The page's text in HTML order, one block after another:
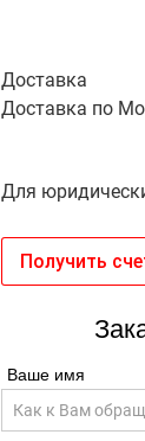
Доставка
Доставка по
Для
Получить
Ваше имя